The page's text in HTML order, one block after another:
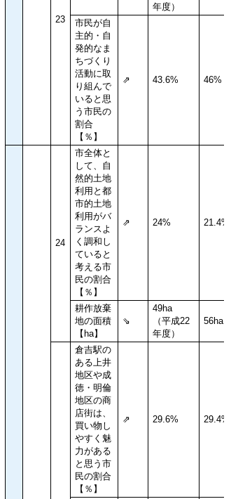
23
年度）
市民が自
主的・自
発的なま
ちづくり
活動に取
り組んで
いると思
う市民の
割合
【％】
⇗ 43.6% 46%
24
市全体と
して、自
然的土地
利用と都
市的土地
利用がバ
ランスよ
く調和し
ていると
考える市
民の割合
【％】
⇗ 24% 21.4%
耕作放棄
地の面積
【ha】
⇘
49ha
（平成22
年度）
56ha
倉吉駅の
ある上井
地区や成
徳・明倫
地区の商
店街は、
買い物し
やすく魅
力がある
と思う市
民の割合
【％】
⇗ 29.6% 29.4%